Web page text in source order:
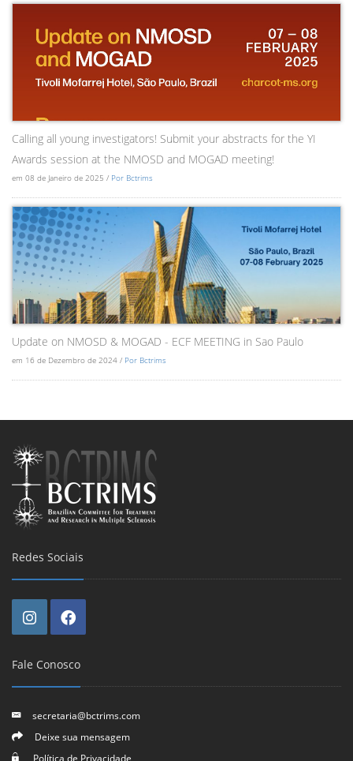
Calling all young investigators! Submit your abstracts for the YI
Awards session at the NMOSD and MOGAD meeting!
em 08 de Janeiro de 2025 / Por Bctrims
Update on NMOSD & MOGAD - ECF MEETING in Sao Paulo
em 16 de Dezembro de 2024 / Por Bctrims
Redes Sociais
Fale Conosco
secretaria@bctrims.com
Deixe sua mensagem
Política de Privacidade